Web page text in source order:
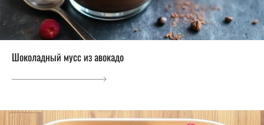
Шоколадный мусс из авокадо